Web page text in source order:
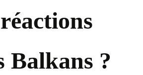
Balkans ?